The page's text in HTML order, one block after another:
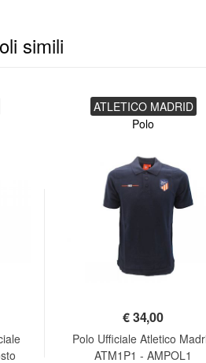
simili
ATLETICO MADRID
Polo
€34,00
Polo Ufficiale Atletico
ATM1P1 - AMPOL1